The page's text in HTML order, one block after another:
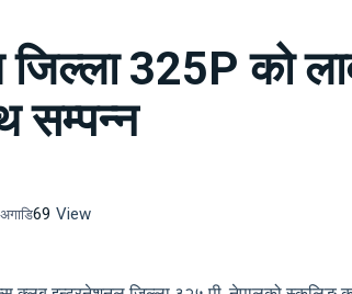
325P को
सम्पन्न
अगाडि69 View